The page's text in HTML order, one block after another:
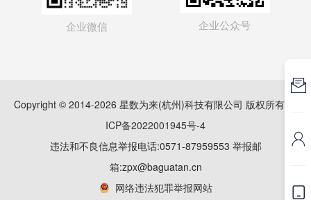
企业微信 企业公众号
Copyright © 2014-2026 星数为来(杭州)科技有限公司 版权所有
ICP备2022001945号-4
违法和不良信息举报电话:0571-87959553 举报邮
箱:zpx@baguatan.cn
网络违法犯罪举报网站


